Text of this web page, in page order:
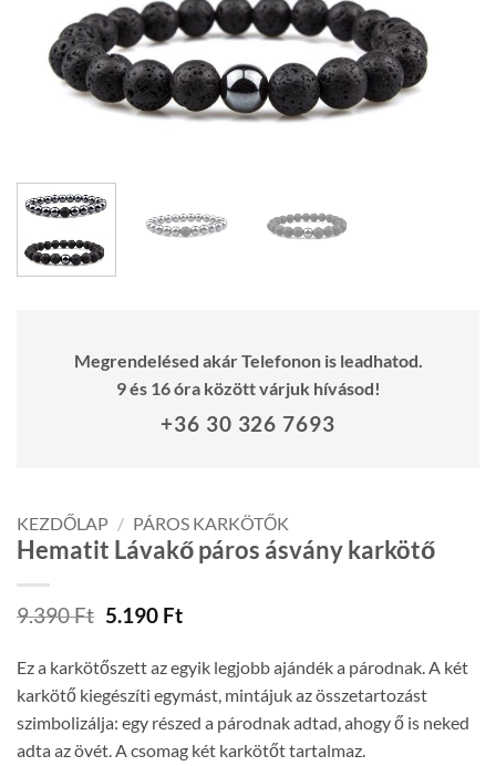
Megrendelésed akár Telefonon is leadhatod.
9 és 16 óra között várjuk hívásod!
+36 30 326 7693
KEZDŐLAP / PÁROS KARKÖTŐK
Hematit Lávakő páros ásvány karkötő
9.390Ft Original
was:
9.390 Ft.
5.190 FtCurrent
is:
5.190 Ft.
Ez a karkötőszett az egyik legjobb ajándék a párodnak. A két
karkötő kiegészíti egymást, mintájuk az összetartozást
szimbolizálja: egy részed a párodnak adtad, ahogy ő is neked
adta az övét. A csomag két karkötőt tartalmaz.